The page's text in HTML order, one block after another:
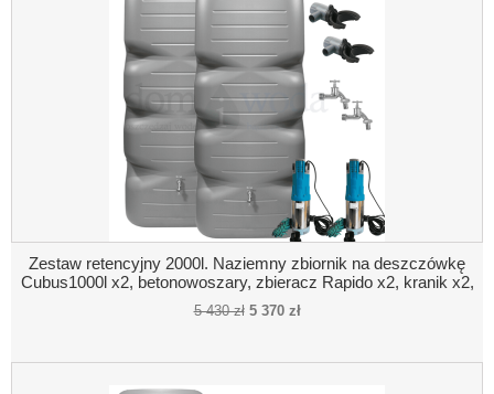
Zestaw retencyjny 2000l. Naziemny zbiornik na deszczówkę
Cubus1000l x2, betonowoszary, zbieracz Rapido x2, kranik x2,
pompa zatapialna x2
5 430 zł 5 370 zł